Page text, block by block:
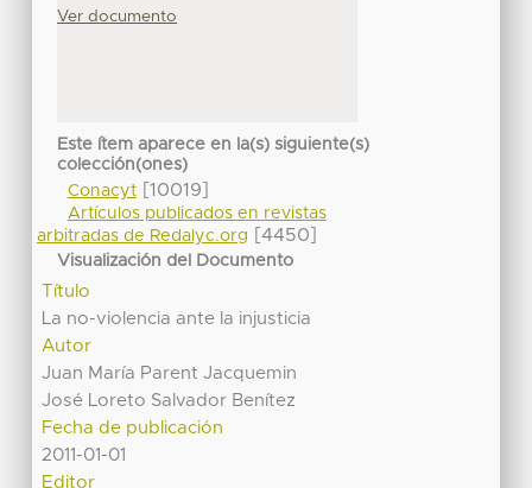
Ver documento
Este ítem aparece en la(s) siguiente(s)
colección(ones)
Conacyt[10019]
Artículos publicados en revistas
arbitradas de Redalyc.org
[4450]
Visualización del Documento
Título
La no-violencia ante la injusticia
Autor
Juan María Parent Jacquemin
José Loreto Salvador Benítez
Fecha de publicación
2011-01-01
Editor